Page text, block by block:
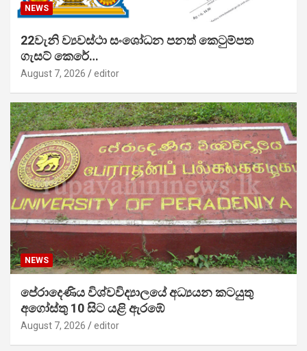
NEWS
22වැනි ව්‍යවස්ථා සංශෝධන පනත් කෙටුම්පත
ගැසට් කෙරේ…
August 7, 2026 editor
NEWS
පේරාදෙණිය විශ්වවිද්‍යාලයේ අධ්‍යයන කටයුතු
අගෝස්තු 10 සිට යළි ඇරඹේ
August 7, 2026 editor